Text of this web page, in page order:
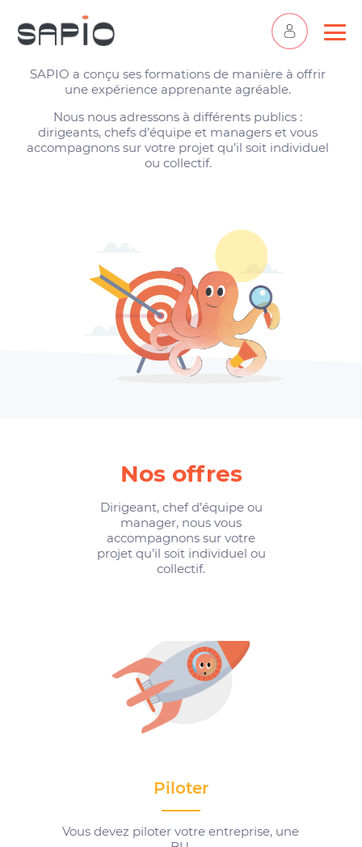
Nos formations
SAPIO a conçu ses formations de manière à offrir
une expérience apprenante agréable.
Nous nous adressons à différents publics :
dirigeants, chefs d’équipe et managers et vous
accompagnons sur votre projet qu’il soit individuel
ou collectif.
Nos offres
Dirigeant, chef d’équipe ou
manager, nous vous
accompagnons sur votre
projet qu’il soit individuel ou
collectif.
Piloter
Vous devez piloter votre entreprise, une